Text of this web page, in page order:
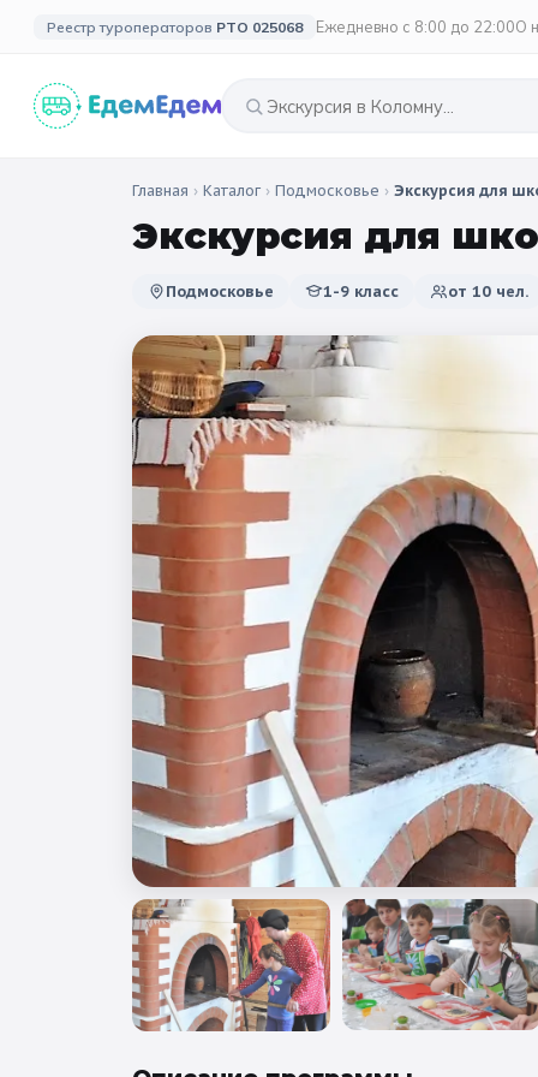
Реестр туроператоров РТО 025068 Ежедневно с 8:00 до 22:00О
🎉 ПО ПРАЗДНИКАМ
Все праздники
🔔 1 сентября
🗳️ 18 сентября
🎄 Новогодние
🥞 Масленица
🚀 День космонавтики
🎓 Выпускные 4 класса
🗓️ ПО КАНИКУЛАМ
🍂 Осенние ❄️
Все предметы Литература История
🗓️ ПО ДЛИТЕЛЬНОСТИ
Однодневные 2 дня / 1 ночь
3 дня и больше
🎉
🍂
🎄
🌷
🎓
☀️
Главная › Каталог › Подмосковье › Экскурсия для
Экскурсия для
Подмосковье 1-9 класс от 10 чел.